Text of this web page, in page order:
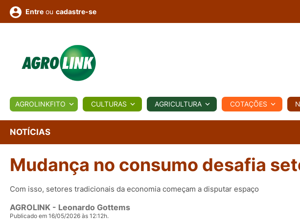
BIOLÓGICOS COTAÇÕES NOTÍCIAS AGROTEMPO REGIONAL
Conversor Colunistas Eventos
e
Vídeos
Entre ou cadastre-se
AGROLINKFITO CULTURAS AGRICULTURA COTAÇÕES
NOTÍCIAS
Mudança no consumo desafia
Com isso, setores tradicionais da economia começam a disputar espaço
AGROLINK - Leonardo Gottems
Publicado em 16/05/2026 às 12:12h.